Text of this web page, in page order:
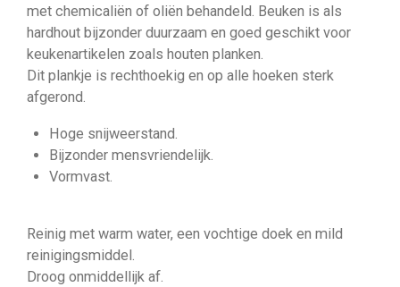
met chemicaliën of oliën behandeld. Beuken is als
hardhout bijzonder duurzaam en goed geschikt voor
keukenartikelen zoals houten planken.
Dit plankje is rechthoekig en op alle hoeken sterk
afgerond.
Hoge snijweerstand.
Bijzonder mensvriendelijk.
Vormvast.
Reinig met warm water, een vochtige doek en mild
reinigingsmiddel.
Droog onmiddellijk af.